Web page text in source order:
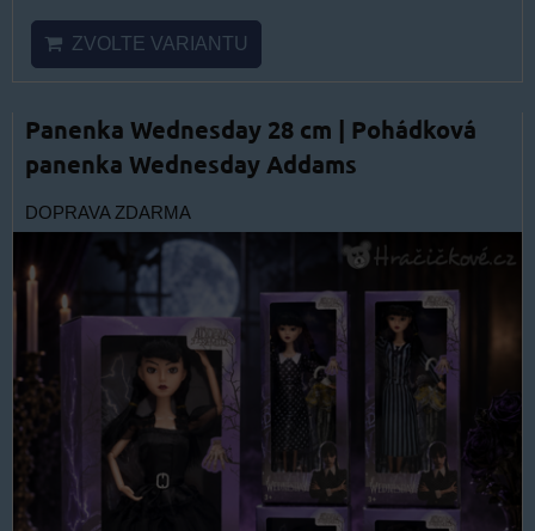
ZVOLTE VARIANTU
Panenka Wednesday 28 cm | Pohádková
panenka Wednesday Addams
DOPRAVA ZDARMA